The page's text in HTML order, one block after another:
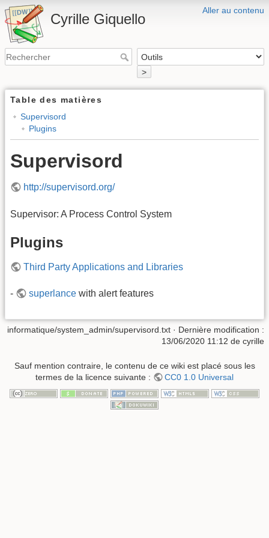
Aller au contenu
Cyrille Giquello
>
Table des matières
Supervisord
Plugins
Supervisord
http://supervisord.org/
Supervisor: A Process Control System
Plugins
Third Party Applications and Libraries
- superlance with alert features
informatique/system_admin/supervisord.txt · Dernière modification :
13/06/2020 11:12 de cyrille
Sauf mention contraire, le contenu de ce wiki est placé sous les
termes de la licence suivante :
CC0 1.0 Universal